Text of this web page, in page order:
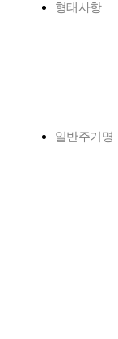
형태사항
일반주기명